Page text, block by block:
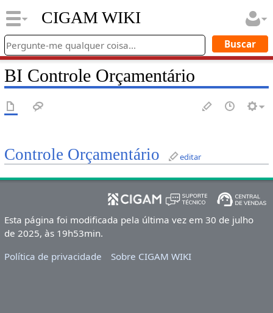
CIGAM WIKI
BI Controle Orçamentário
Controle Orçamentário editar
Esta página foi modificada pela última vez em 30 de julho
de 2025, às 19h53min.
Política de privacidade
Sobre CIGAM WIKI